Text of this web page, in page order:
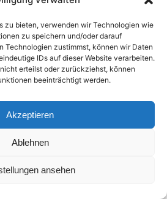
zu bieten, verwenden wir Technologien wie
zu speichern und/oder darauf
Technologien zustimmst, können wir Daten
IDs auf dieser Website verarbeiten.
erteilst oder zurückziehst, können
beeinträchtigt werden.
Akzeptieren
Ablehnen
ansehen
Expert Consulting GmbH